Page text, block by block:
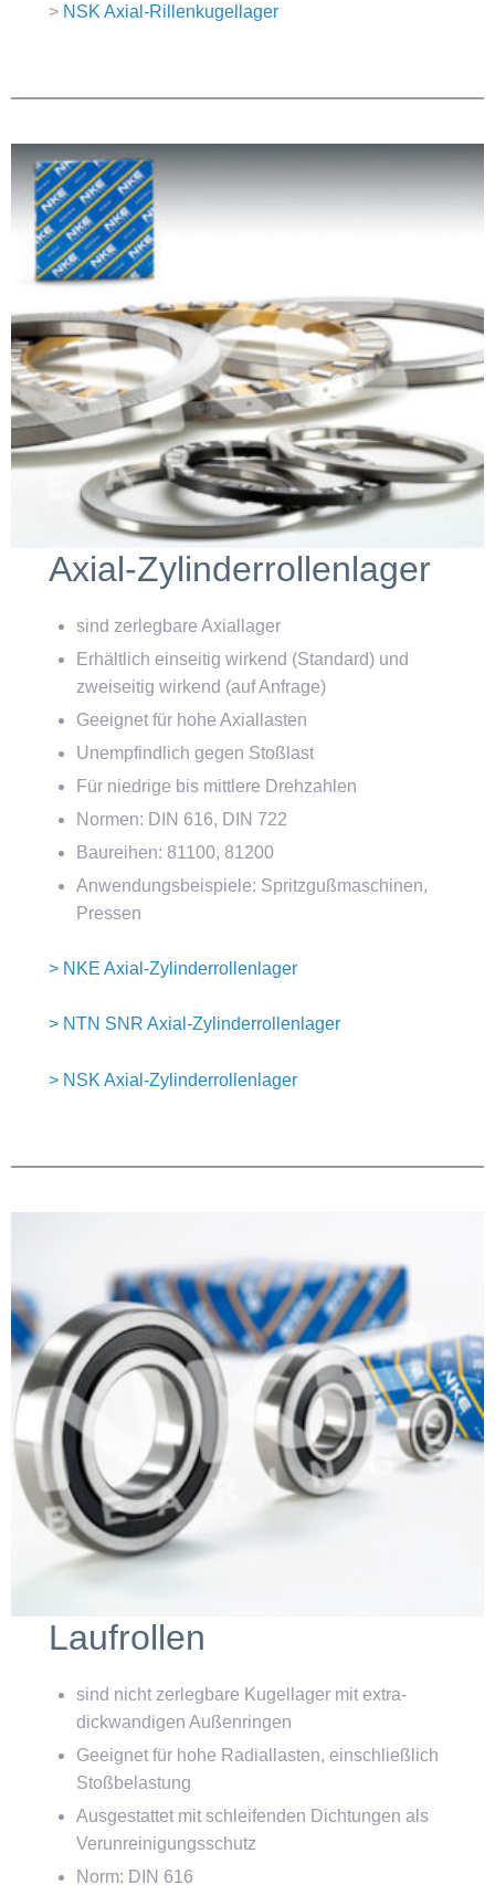
> NSK Axial-Rillenkugellager
Axial-Zylinderrollenlager
sind zerlegbare Axiallager
Erhältlich einseitig wirkend (Standard) und
zweiseitig wirkend (auf Anfrage)
Geeignet für hohe Axiallasten
Unempfindlich gegen Stoßlast
Für niedrige bis mittlere Drehzahlen
Normen: DIN 616, DIN 722
Baureihen: 81100, 81200
Anwendungsbeispiele: Spritzgußmaschinen,
Pressen
> NKE Axial-Zylinderrollenlager
> NTN SNR Axial-Zylinderrollenlager
> NSK Axial-Zylinderrollenlager
Laufrollen
sind nicht zerlegbare Kugellager mit extra-
dickwandigen Außenringen
Geeignet für hohe Radiallasten, einschließlich
Stoßbelastung
Ausgestattet mit schleifenden Dichtungen als
Verunreinigungsschutz
Norm: DIN 616